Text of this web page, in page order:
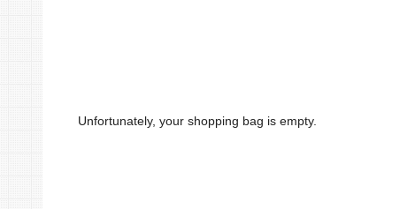
Unfortunately, your shopping bag is empty.